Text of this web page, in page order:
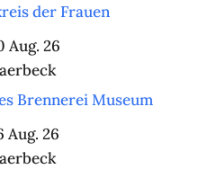
der Frauen
Aug. 26
Brennerei Museum
Aug. 26